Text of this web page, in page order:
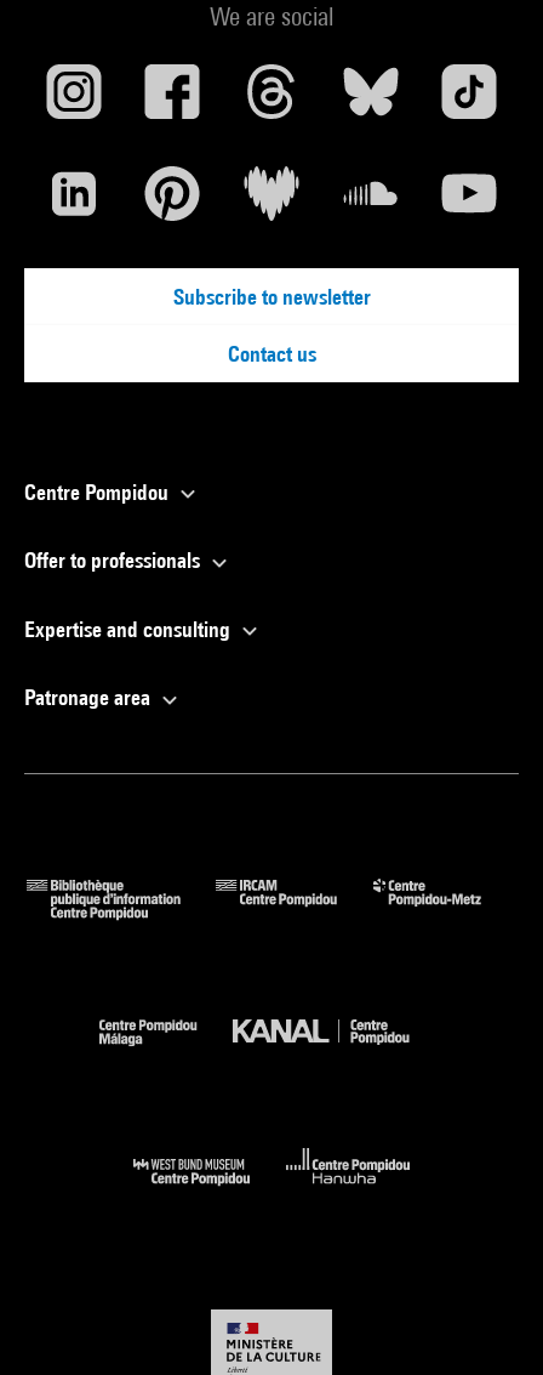
We are social
Subscribe to newsletter
Contact us
Centre Pompidou
Offer to professionals
Expertise and consulting
Patronage area